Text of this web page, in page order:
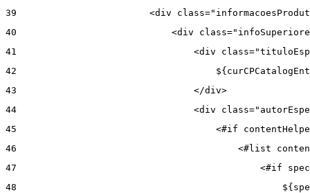
39
<div
40
<div
41
<div
42
43
                                </div>
44
<div
45
<#if
46
<#list
47
<#if
48